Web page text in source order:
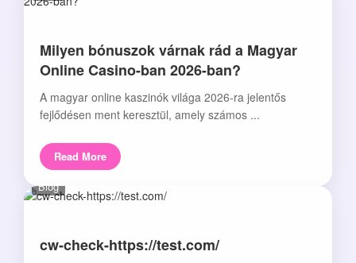
Milyen bónuszok várnak rád a Magyar
Online Casino-ban 2026-ban?
A magyar online kaszinók világa 2026-ra jelentős
fejlődésen ment keresztül, amely számos ...
Read More
Blog
cw-check-https://test.com/